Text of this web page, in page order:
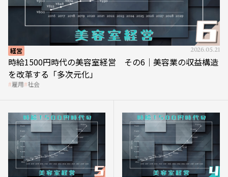
経営 2026.05.21
時給1500円時代の美容室経営 その6｜美容業の収益構造
を改革する「多次元化」
雇用 社会